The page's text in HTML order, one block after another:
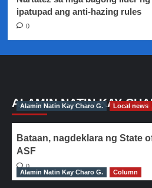
ipatupad ang anti-hazing rules
0
ALAMIN NATIN KAY
Alamin Natin Kay Charo G. Local news
Bataan, nagdeklara ng State
ASF
0
Alamin Natin Kay Charo G.
Column